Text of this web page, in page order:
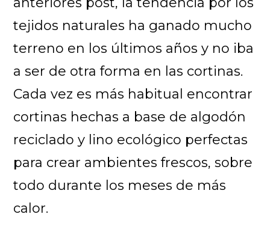
tejidos naturales ha ganado mucho
terreno en los últimos años y no iba
a ser de otra forma en las cortinas.
Cada vez es más habitual encontrar
cortinas hechas a base de algodón
reciclado y lino ecológico perfectas
para crear ambientes frescos, sobre
todo durante los meses de más
calor.